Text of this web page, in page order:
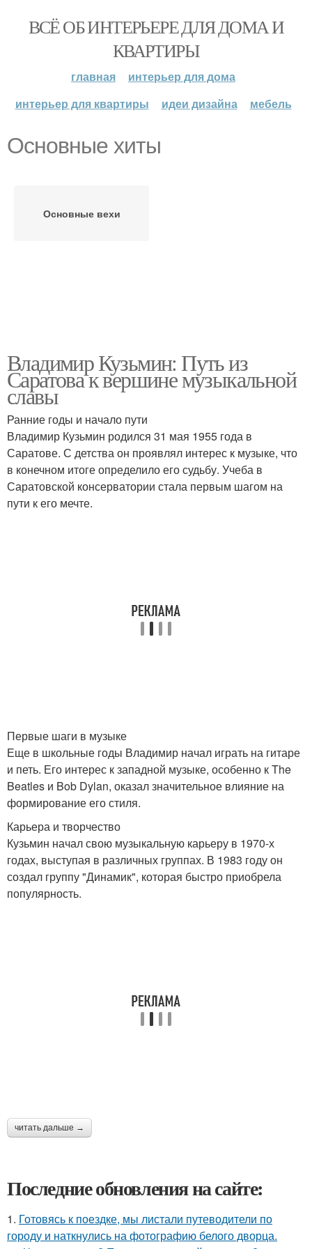
ВСЁ ОБ ИНТЕРЬЕРЕ ДЛЯ ДОМА И
КВАРТИРЫ
главная
интерьер для дома
интерьер для квартиры
идеи дизайна мебель
Основные хиты
Основные вехи
Владимир Кузьмин: Путь из
Саратова к вершине музыкальной
славы
Ранние годы и начало пути
Владимир Кузьмин родился 31 мая 1955 года в
Саратове. С детства он проявлял интерес к музыке, что
в конечном итоге определило его судьбу. Учеба в
Саратовской консерватории стала первым шагом на
пути к его мечте.
Первые шаги в музыке
Еще в школьные годы Владимир начал играть на гитаре
и петь. Его интерес к западной музыке, особенно к The
Beatles и Bob Dylan, оказал значительное влияние на
формирование его стиля.
Карьера и творчество
Кузьмин начал свою музыкальную карьеру в 1970-х
годах, выступая в различных группах. В 1983 году он
создал группу "Динамик", которая быстро приобрела
популярность.
читать дальше →
Последние обновления на сайте:
1. Готовясь к поездке, мы листали путеводители по
городу и наткнулись на фотографию белого дворца.